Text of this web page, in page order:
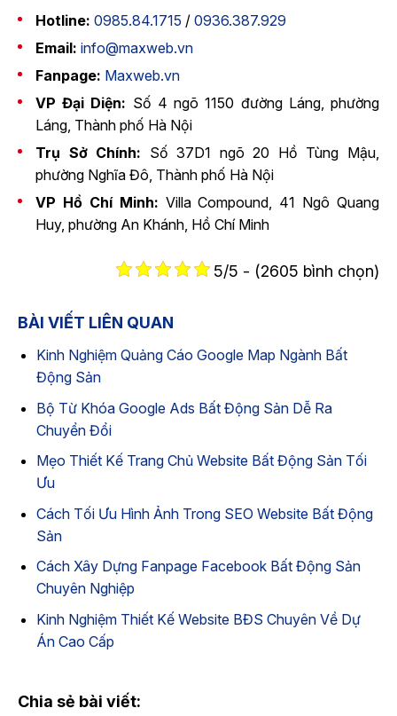
Hotline: 0985.84.1715 / 0936.387.929
Email: info@maxweb.vn
Fanpage: Maxweb.vn
VP Đại Diện: Số 4 ngõ 1150 đường Láng, phường
Láng, Thành phố Hà Nội
Trụ Sở Chính: Số 37D1 ngõ 20 Hồ Tùng Mậu,
phường Nghĩa Đô, Thành phố Hà Nội
VP Hồ Chí Minh: Villa Compound, 41 Ngô Quang
Huy, phường An Khánh, Hồ Chí Minh
5/5 - (2605 bình chọn)
BÀI VIẾT LIÊN QUAN
Kinh Nghiệm Quảng Cáo Google Map Ngành Bất
Động Sản
Bộ Từ Khóa Google Ads Bất Động Sản Dễ Ra
Chuyển Đổi
Mẹo Thiết Kế Trang Chủ Website Bất Động Sản Tối
Ưu
Cách Tối Ưu Hình Ảnh Trong SEO Website Bất Động
Sản
Cách Xây Dựng Fanpage Facebook Bất Động Sản
Chuyên Nghiệp
Kinh Nghiệm Thiết Kế Website BĐS Chuyên Về Dự
Án Cao Cấp
Chia sẻ bài viết: